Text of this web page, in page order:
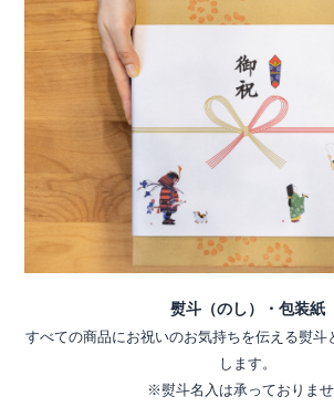
熨斗（のし）・包装紙
すべての商品にお祝いのお気持ちを伝える熨斗
します。
※熨斗名入は承っておりま